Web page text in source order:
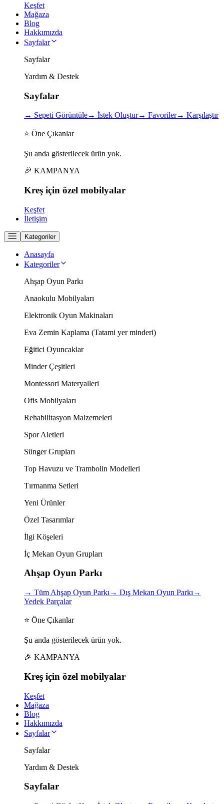
Keşfet
Mağaza
Blog
Hakkımızda
Sayfalar
Sayfalar
Yardım & Destek
Sayfalar
→ Sepeti Görüntüle→ İstek Oluştur→ Favoriler→ Karşılaştır
⭐ Öne Çıkanlar
Şu anda gösterilecek ürün yok.
🎉 KAMPANYA
Kreş için özel mobilyalar
Keşfet
İletişim
Kategoriler
Anasayfa
Kategoriler
Ahşap Oyun Parkı
Anaokulu Mobilyaları
Elektronik Oyun Makinaları
Eva Zemin Kaplama (Tatami yer minderi)
Eğitici Oyuncaklar
Minder Çeşitleri
Montessori Materyalleri
Ofis Mobilyaları
Rehabilitasyon Malzemeleri
Spor Aletleri
Sünger Grupları
Top Havuzu ve Trambolin Modelleri
Tırmanma Setleri
Yeni Ürünler
Özel Tasarımlar
İlgi Köşeleri
İç Mekan Oyun Grupları
Ahşap Oyun Parkı
→ Tüm Ahşap Oyun Parkı → Dış Mekan Oyun Parkı →
Yedek Parçalar
⭐ Öne Çıkanlar
Şu anda gösterilecek ürün yok.
🎉 KAMPANYA
Kreş için özel mobilyalar
Keşfet
Mağaza
Blog
Hakkımızda
Sayfalar
Sayfalar
Yardım & Destek
Sayfalar